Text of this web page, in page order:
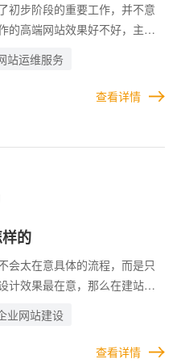
初步阶段的重要工作，并不意
的高端网站效果好不好，主要
会枯萎;再聪明的神童，如果不
，网站即使有再好的底子，
站运维服务
查看详情
的
会太在意具体的流程，而是只
计效果最在意，那么在建站
整个过程中，十分注重开发阶
企业网站开发是一个整体的
业网站建设
查看详情